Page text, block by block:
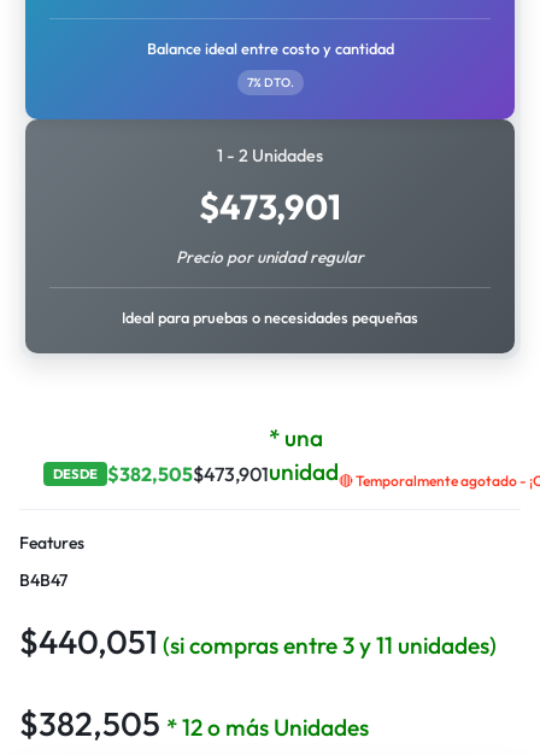
Balance ideal entre costo y cantidad
7% DTO.
1 - 2 Unidades
$473,901
Precio por unidad regular
Ideal para pruebas o necesidades pequeñas
DESDE $382,505$473,901
* una
unidad🔴 Temporalmente agotado -
Features
B4B47
$440,051 (si compras entre 3 y 11 unidades)
$382,505 * 12 o más Unidades